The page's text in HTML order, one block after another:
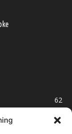
62
47